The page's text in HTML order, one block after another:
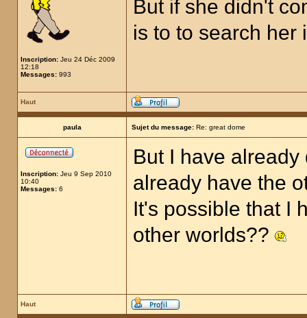
Inscription: Jeu 24 Déc 2009
12:18
Messages: 993
But if she didn't
is to to search
Haut
paula Sujet du message: Re: great dome
Inscription: Jeu 9 Sep 2010
10:40
Messages: 6
But I have
already have the
It's possible that I
other worlds??
Haut